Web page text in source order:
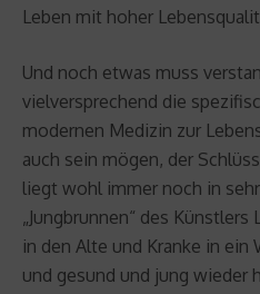
Leben mit hoher
Und noch etwas muss
vielversprechend die
modernen Medizin zur
auch sein mögen, der
liegt wohl immer noch in
„Jungbrunnen“ des
in den Alte und Kranke in ein
und gesund und jung wieder